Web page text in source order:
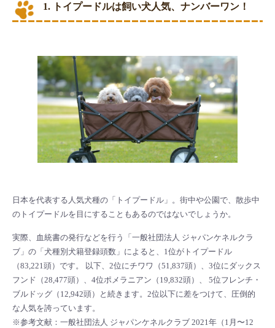
1. トイプードルは飼い犬人気、ナンバーワン！
日本を代表する人気犬種の「トイプードル」。街中や公園で、散歩中
のトイプードルを目にすることもあるのではないでしょうか。
実際、血統書の発行などを行う「一般社団法人 ジャパンケネルクラ
ブ」の「犬種別犬籍登録頭数」によると、1位がトイプードル
（83,221頭）です。 以下、2位にチワワ（51,837頭）、3位にダックス
フンド（28,477頭）、4位ポメラニアン（19,832頭）、 5位フレンチ・
ブルドッグ（12,942頭）と続きます。2位以下に差をつけて、圧倒的
な人気を誇っています。
※参考文献：一般社団法人 ジャパンケネルクラブ 2021年（1月〜12